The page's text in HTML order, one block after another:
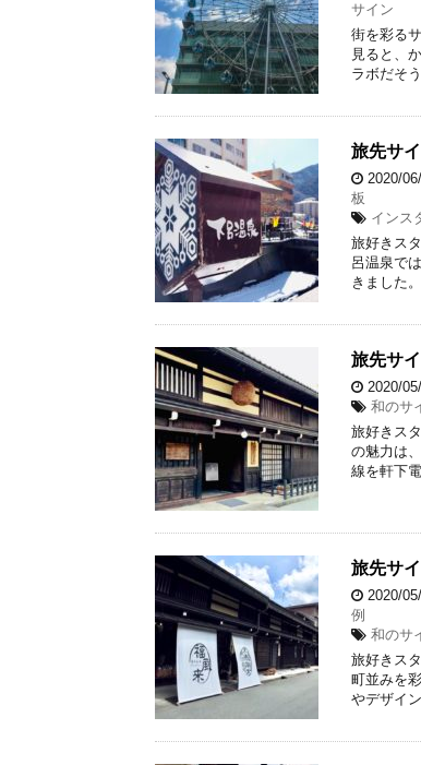
サイン
街を彩る
見ると、
ラボだそ
旅先サ
2020/
板
インス
旅好きス
呂温泉で
きました
旅先サ
2020/
和のサ
旅好きス
の魅力は
線を軒下
旅先サ
2020/
例
和のサ
旅好きス
町並みを
やデザイ